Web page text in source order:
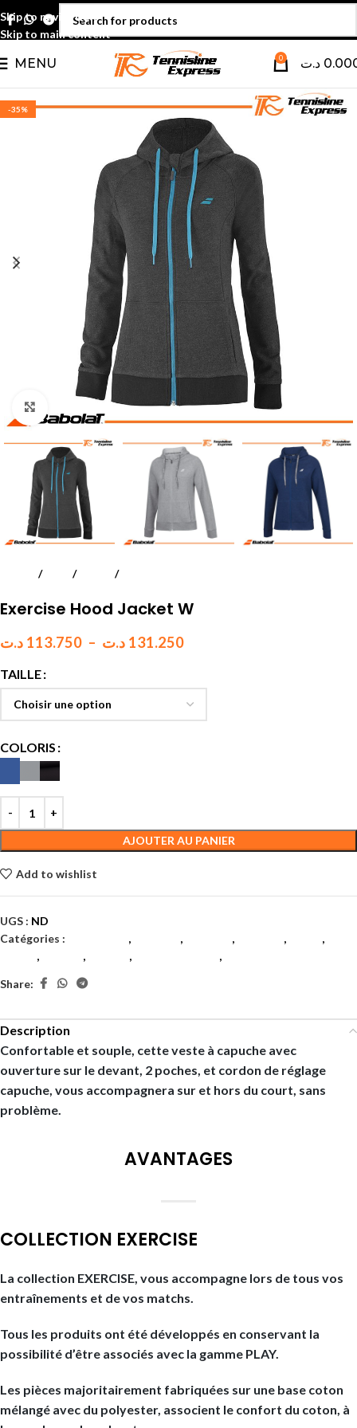
Skip to navigation
Skip to main content
MENU 0 د.ت
-35%
Click to enlarge
Padel Textile Femmes
Exercise Hood Jacket W
113.750 د.ت – 131.250 د.ت
TAILLE
COLORIS
AJOUTER AU PANIER
Add to wishlist
UGS : ND
Catégories :
, , , ,
,
, , , ,
Share:
Description
Confortable et souple, cette veste à capuche avec
ouverture sur le devant, 2 poches, et cordon de réglage
capuche, vous accompagnera sur et hors du court, sans
problème.
AVANTAGES
COLLECTION EXERCISE
La collection EXERCISE, vous accompagne lors de tous vos
entraînements et de vos matchs.
Tous les produits ont été développés en conservant la
possibilité d’être associés avec la gamme PLAY.
Les pièces majoritairement fabriquées sur une base coton
mélangé avec du polyester, associent le confort du coton, à